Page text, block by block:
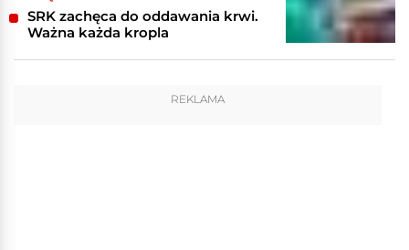
SRK zachęca do oddawania krwi.
Ważna każda kropla
REKLAMA